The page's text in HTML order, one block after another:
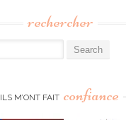
rechercher
ILS M’ONT FAIT confiance